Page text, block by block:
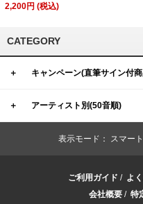
2,200円 (税込)
CATEGORY
＋ キャンペーン(直筆サイン付
＋ アーティスト別(50音順)
表示モード： スマー
ご利用ガイド / よ
会社概要 / 特